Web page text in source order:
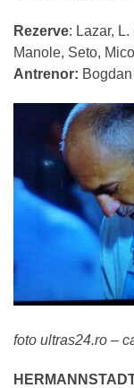
Rezerve: Lazar,
Manole, Seto,
Antrenor:
foto ultras24.ro –